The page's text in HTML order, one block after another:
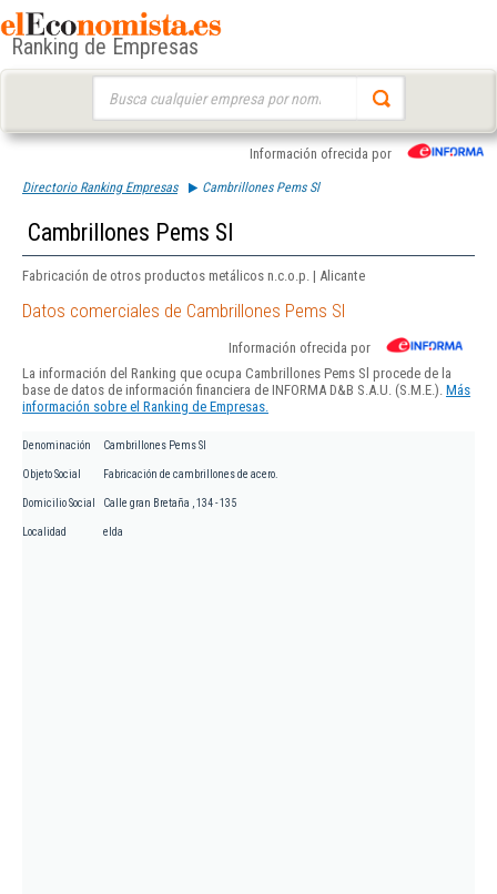
Ranking de Empresas
Información ofrecida por
Directorio Ranking Empresas Cambrillones Pems Sl
Cambrillones Pems Sl
Fabricación de otros productos metálicos n.c.o.p. | Alicante
Datos comerciales de Cambrillones Pems Sl
Información ofrecida por
La información del Ranking que ocupa Cambrillones Pems Sl procede de la
base de datos de información financiera de INFORMA D&B S.A.U. (S.M.E.). Más
información sobre el Ranking de Empresas.
Denominación Cambrillones Pems Sl
Objeto Social Fabricación de cambrillones de acero.
Domicilio Social Calle gran Bretaña , 134 - 135
Localidad elda